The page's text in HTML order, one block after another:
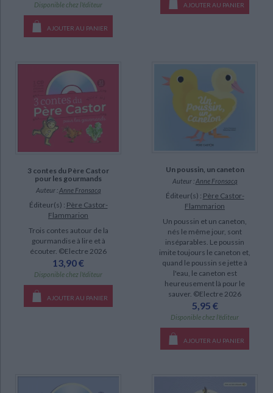
Disponible chez l'éditeur
AJOUTER AU PANIER
AJOUTER AU PANIER
3 contes du Père Castor
pour les gourmands
Auteur :Anne Fronsacq
Éditeur(s) : Père Castor-
Flammarion
Trois contes autour de la
gourmandise à lire et à
écouter. ©Electre 2026
13,90 €
Disponible chez l'éditeur
AJOUTER AU PANIER
Un poussin, un caneton
Auteur :Anne Fronsacq
Éditeur(s) : Père Castor-
Flammarion
Un poussin et un caneton,
nés le même jour, sont
inséparables. Le poussin
imite toujours le caneton et,
quand le poussin se jette à
l'eau, le caneton est
heureusement là pour le
sauver. ©Electre 2026
5,95 €
Disponible chez l'éditeur
AJOUTER AU PANIER